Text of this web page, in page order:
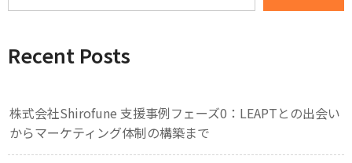
Recent Posts
株式会社Shirofune 支援事例フェーズ0：LEAPTとの出会い
からマーケティング体制の構築まで